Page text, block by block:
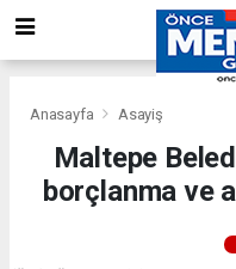
Anasayfa Asayiş
Maltepe
borçlanma ve